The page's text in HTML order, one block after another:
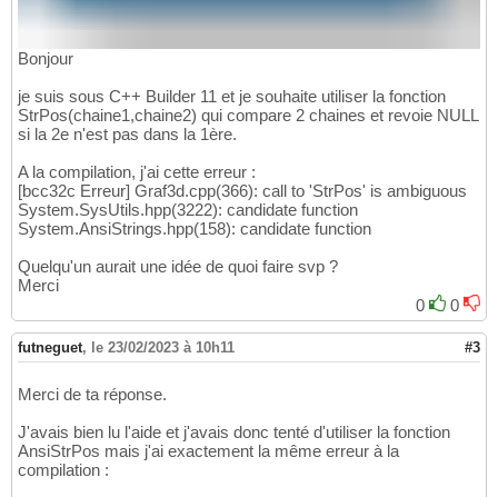
Bonjour
je suis sous C++ Builder 11 et je souhaite utiliser la fonction
StrPos(chaine1,chaine2) qui compare 2 chaines et revoie NULL
si la 2e n'est pas dans la 1ère.
A la compilation, j'ai cette erreur :
[bcc32c Erreur] Graf3d.cpp(366): call to 'StrPos' is ambiguous
System.SysUtils.hpp(3222): candidate function
System.AnsiStrings.hpp(158): candidate function
Quelqu'un aurait une idée de quoi faire svp ?
Merci
0
0
futneguet, le 23/02/2023 à 10h11 #3
Merci de ta réponse.
J'avais bien lu l'aide et j'avais donc tenté d'utiliser la fonction
AnsiStrPos mais j'ai exactement la même erreur à la
compilation :